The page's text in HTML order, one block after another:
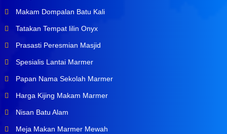
Makam Dompalan Batu Kali
Tatakan Tempat lilin Onyx
Prasasti Peresmian Masjid
Spesialis Lantai Marmer
Papan Nama Sekolah Marmer
Harga Kijing Makam Marmer
Nisan Batu Alam
Meja Makan Marmer Mewah